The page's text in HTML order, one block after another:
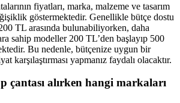
fiyatları, marka, malzeme ve tasarım
göstermektedir. Genellikle bütçe dostu
TL arasında bulunabiliyorken, daha
sahip modeller 200 TL’den başlayıp 500
Bu nedenle, bütçenize uygun bir
karşılaştırması yapmanız faydalı olacaktır.
çantası alırken hangi markaları